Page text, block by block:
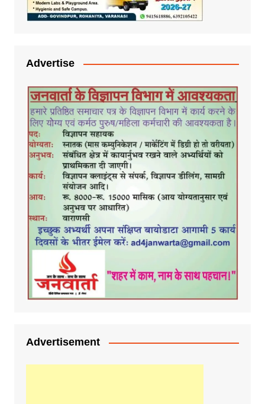
Advertise
Advertisement